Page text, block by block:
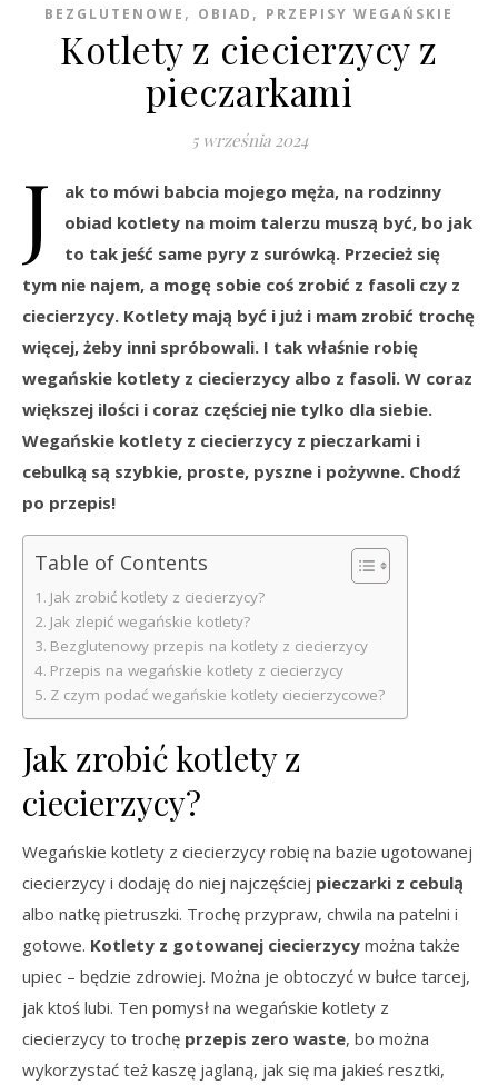
BEZGLUTENOWE , OBIAD , PRZEPISY WEGAŃSKIE
Kotlety z ciecierzycy z
pieczarkami
5 września 2024
J
ak to mówi babcia mojego męża, na rodzinny
obiad kotlety na moim talerzu muszą być, bo jak
to tak jeść same pyry z surówką. Przecież się
tym nie najem, a mogę sobie coś zrobić z fasoli czy z
ciecierzycy. Kotlety mają być i już i mam zrobić trochę
więcej, żeby inni spróbowali. I tak właśnie robię
wegańskie kotlety z ciecierzycy albo z fasoli. W coraz
większej ilości i coraz częściej nie tylko dla siebie.
Wegańskie kotlety z ciecierzycy z pieczarkami i
cebulką są szybkie, proste, pyszne i pożywne. Chodź
po przepis!
Table of Contents
Jak zrobić kotlety z ciecierzycy?
Jak zlepić wegańskie kotlety?
Bezglutenowy przepis na kotlety z ciecierzycy
Przepis na wegańskie kotlety z ciecierzycy
Z czym podać wegańskie kotlety ciecierzycowe?
Jak zrobić kotlety z
ciecierzycy?
Wegańskie kotlety z ciecierzycy robię na bazie ugotowanej
ciecierzycy i dodaję do niej najczęściej pieczarki z cebulą
albo natkę pietruszki. Trochę przypraw, chwila na patelni i
gotowe. Kotlety z gotowanej ciecierzycy można także
upiec – będzie zdrowiej. Można je obtoczyć w bułce tarcej,
jak ktoś lubi. Ten pomysł na wegańskie kotlety z
ciecierzycy to trochę przepis zero waste, bo można
wykorzystać też kaszę jaglaną, jak się ma jakieś resztki,